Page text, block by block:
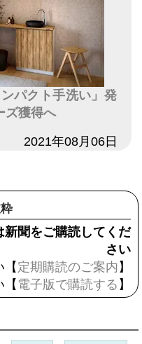
パクト手洗い」発
ズ獲得へ
2021年08月06日
聞をご購読してくだ
さい
【 定期購読のご案内 】
【 電子版で購読する 】